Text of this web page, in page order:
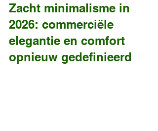
Zacht minimalisme in
2026: commerciële
elegantie en comfort
opnieuw gedefinieerd